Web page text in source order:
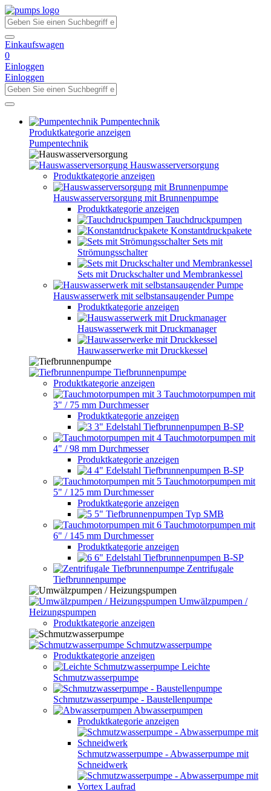
Einkaufswagen
0
Einloggen
Einloggen
Pumpentechnik
Produktkategorie anzeigen
Pumpentechnik
Hauswasserversorgung
Produktkategorie anzeigen
Hauswasserversorgung mit Brunnenpumpe
Produktkategorie anzeigen
Tauchdruckpumpen
Konstantdruckpakete
Sets mit
Strömungsschalter
Sets mit Druckschalter und Membrankessel
Hauswasserwerk mit selbstansaugender Pumpe
Produktkategorie anzeigen
Hauswasserwerk mit Druckmanager
Hauwasserwerke mit Druckkessel
Tiefbrunnenpumpe
Produktkategorie anzeigen
Tauchmotorpumpen mit
3" / 75 mm Durchmesser
Produktkategorie anzeigen
3" Edelstahl Tiefbrunnenpumpen B-SP
Tauchmotorpumpen mit
4" / 98 mm Durchmesser
Produktkategorie anzeigen
4" Edelstahl Tiefbrunnenpumpen B-SP
Tauchmotorpumpen mit
5" / 125 mm Durchmesser
Produktkategorie anzeigen
5" Tiefbrunnenpumpen Typ SMB
Tauchmotorpumpen mit
6" / 145 mm Durchmesser
Produktkategorie anzeigen
6" Edelstahl Tiefbrunnenpumpen B-SP
Zentrifugale
Tiefbrunnenpumpe
Umwälzpumpen /
Heizungspumpen
Produktkategorie anzeigen
Schmutzwasserpumpe
Produktkategorie anzeigen
Leichte
Schmutzwasserpumpe
Schmutzwasserpumpe - Baustellenpumpe
Abwasserpumpen
Produktkategorie anzeigen
Schmutzwasserpumpe - Abwasserpumpe mit
Schneidwerk